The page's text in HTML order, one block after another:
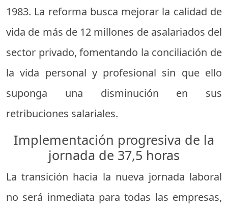
1983. La reforma busca mejorar la calidad de
vida de más de 12 millones de asalariados del
sector privado, fomentando la conciliación de
la vida personal y profesional sin que ello
suponga una disminución en sus
retribuciones salariales.
Implementación progresiva de la
jornada de 37,5 horas
La transición hacia la nueva jornada laboral
no será inmediata para todas las empresas,